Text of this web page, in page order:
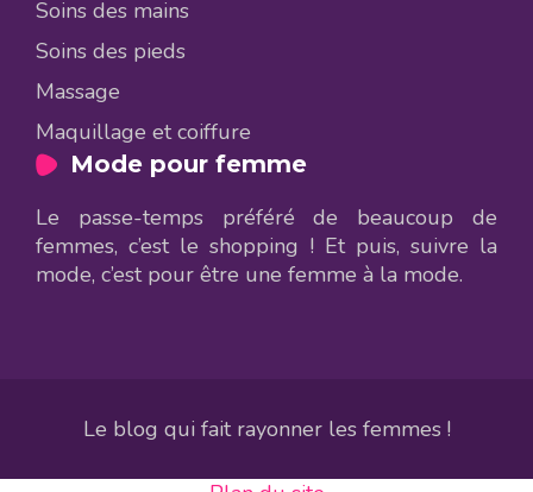
Soins des mains
Soins des pieds
Massage
Maquillage et coiffure
Mode pour femme
Le passe-temps préféré de beaucoup de
femmes, c’est le shopping ! Et puis, suivre la
mode, c’est pour être une femme à la mode.
Le blog qui fait rayonner les femmes !